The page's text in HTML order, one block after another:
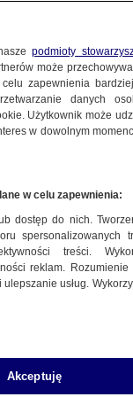
podmioty
może
zapewnienia
danych
Użytkownik może
w dowolnym
w celu zapewnienia:
dostęp do nich.
spersonalizowanych
treści.
reklam.
usług.
Akceptuję